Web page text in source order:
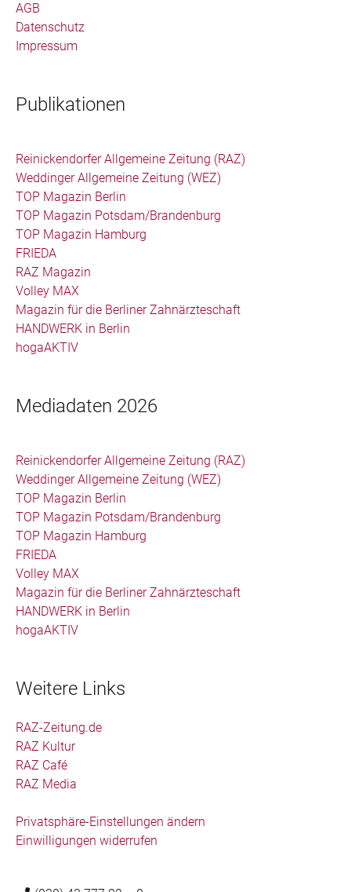
AGB
Datenschutz
Impressum
Publikationen
Reinickendorfer Allgemeine Zeitung (RAZ)
Weddinger Allgemeine Zeitung (WEZ)
TOP Magazin Berlin
TOP Magazin Potsdam/Brandenburg
TOP Magazin Hamburg
FRIEDA
RAZ Magazin
Volley MAX
Magazin für die Berliner Zahnärzteschaft
HANDWERK in Berlin
hogaAKTIV
Mediadaten 2026
Reinickendorfer Allgemeine Zeitung (RAZ)
Weddinger Allgemeine Zeitung (WEZ)
TOP Magazin Berlin
TOP Magazin Potsdam/Brandenburg
TOP Magazin Hamburg
FRIEDA
Volley MAX
Magazin für die Berliner Zahnärzteschaft
HANDWERK in Berlin
hogaAKTIV
Weitere Links
RAZ-Zeitung.de
RAZ Kultur
RAZ Café
RAZ Media
Privatsphäre-Einstellungen ändern
Einwilligungen widerrufen